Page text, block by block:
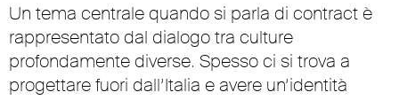
Un tema centrale quando si parla di contract è
rappresentato dal dialogo tra culture
profondamente diverse. Spesso ci si trova a
progettare fuori dall’Italia e avere un’identità